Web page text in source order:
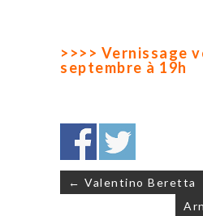
>>>> Vernissage
septembre à 19h
Navigation
de
← Valentino Beretta